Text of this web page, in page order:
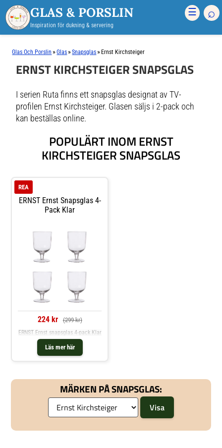
GLAS & PORSLIN
Inspiration för dukning & servering
☰ ⌕
Glas Och Porslin »Glas »Snapsglas » Ernst Kirchsteiger
ERNST KIRCHSTEIGER SNAPSGLAS
I serien Ruta finns ett snapsglas designat av TV-
profilen Ernst Kirchsteiger. Glasen säljs i 2-pack och
kan beställas online.
POPULÄRT INOM ERNST
KIRCHSTEIGER SNAPSGLAS
ERNST Ernst Snapsglas 4-
Pack Klar
REA
224 kr (299 kr)
Läs mer här
ERNST Ernst snapsglas 4-pack Klar
MÄRKEN PÅ SNAPSGLAS: